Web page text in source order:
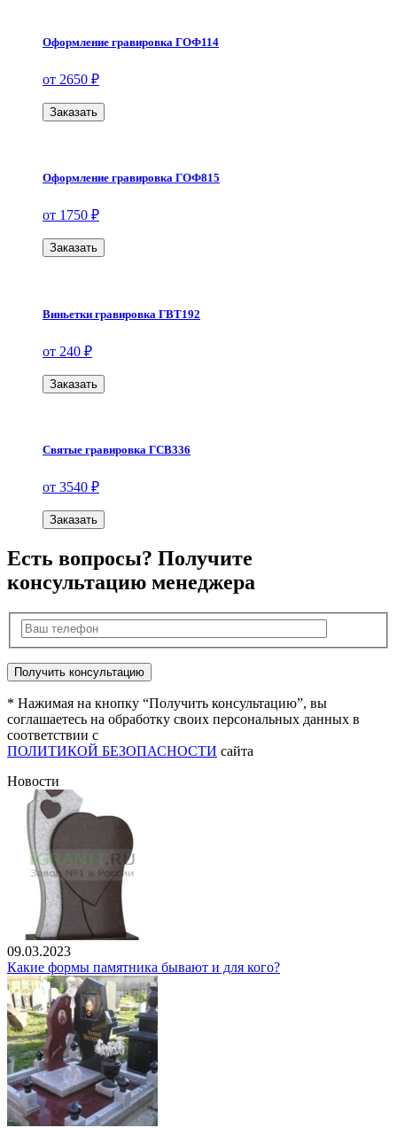
Оформление гравировка ГОФ114
от 2650 ₽
Заказать
Оформление гравировка ГОФ815
от 1750 ₽
Заказать
Виньетки гравировка ГВТ192
от 240 ₽
Заказать
Святые гравировка ГСВ336
от 3540 ₽
Заказать
Есть вопросы? Получите
консультацию менеджера
* Нажимая на кнопку “Получить консультацию”, вы
соглашаетесь на обработку своих персональных данных в
соответствии с
ПОЛИТИКОЙ БЕЗОПАСНОСТИ сайта
Новости
09.03.2023
Какие формы памятника бывают и для кого?